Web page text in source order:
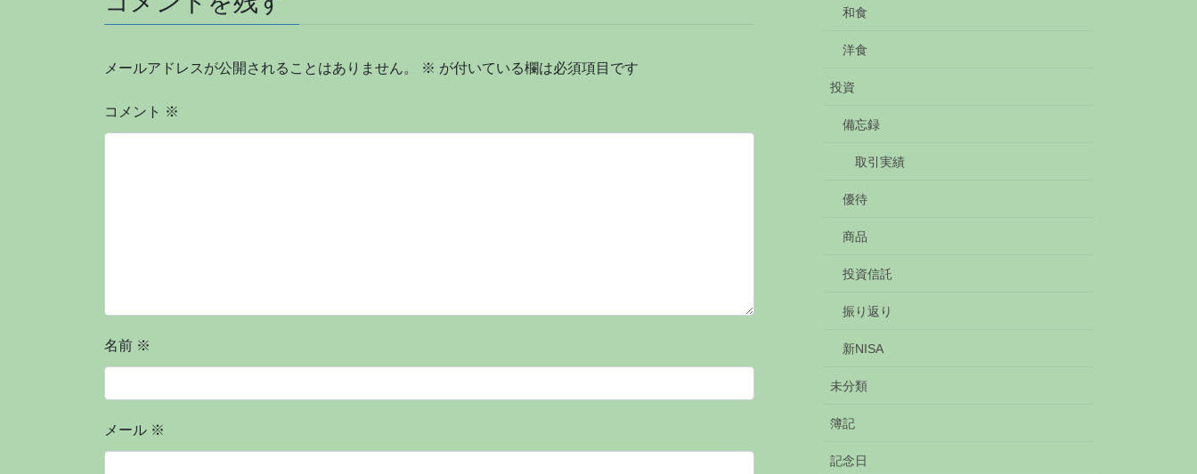
メールアドレスが公開されることはありません。 ※ が付いている欄は必須項目です
コメント ※
名前 ※
メール ※
和食
洋食
投資
備忘録
取引実績
優待
商品
投資信託
振り返り
新NISA
未分類
簿記
記念日